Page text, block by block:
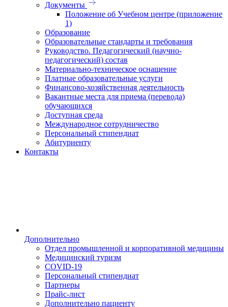
Документы
Положение об Учебном центре (приложение
1)
Образование
Образовательные стандарты и требования
Руководство. Педагогический (научно-
педагогический) состав
Материально-техническое оснащение
Платные образовательные услуги
Финансово-хозяйственная деятельность
Вакантные места для приема (перевода)
обучающихся
Доступная среда
Международное сотрудничество
Персональный стипендиат
Абитуриенту
Контакты
Дополнительно
Отдел промышленной и корпоративной медицины
Медицинский туризм
COVID-19
Персональный стипендиат
Партнеры
Прайс-лист
Дополнительно пациенту